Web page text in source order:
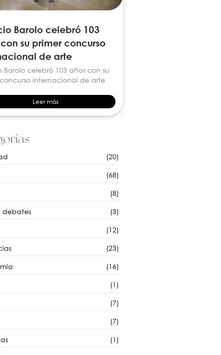
Barolo celebró 103
su primer concurso
de arte
Barolo celebró 103 años con su
internacional de arte
Leer más
(20)
(68)
(8)
debates (3)
(12)
(23)
(16)
(1)
(7)
(7)
(1)